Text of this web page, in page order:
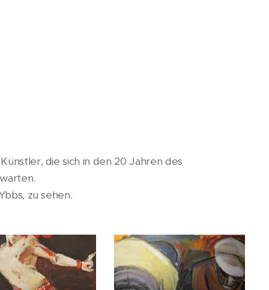
die sich in den 20 Jahren des
zu sehen.